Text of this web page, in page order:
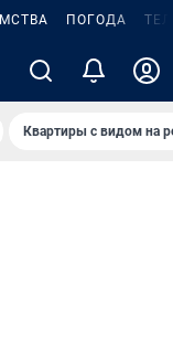
ПОГОДА
Квартиры с видом на